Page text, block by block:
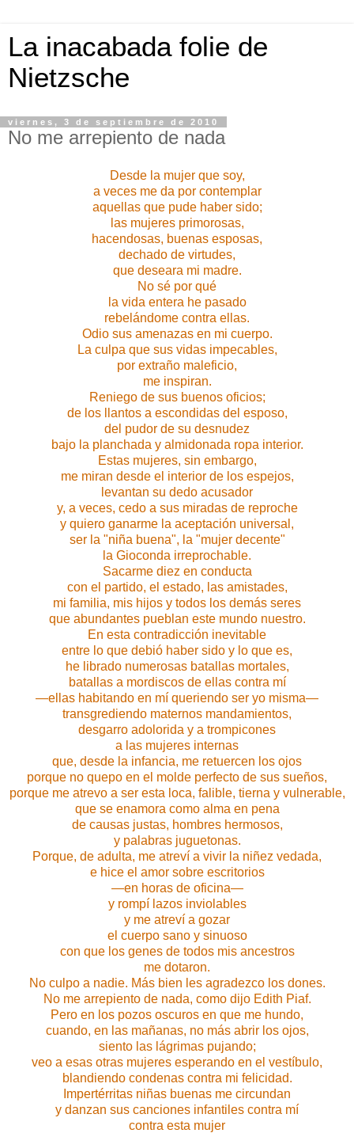
La inacabada folie de
Nietzsche
viernes, 3 de septiembre de 2010
No me arrepiento de nada
Desde la mujer que soy,
a veces me da por contemplar
aquellas que pude haber sido;
las mujeres primorosas,
hacendosas, buenas esposas,
dechado de virtudes,
que deseara mi madre.
No sé por qué
la vida entera he pasado
rebelándome contra ellas.
Odio sus amenazas en mi cuerpo.
La culpa que sus vidas impecables,
por extraño maleficio,
me inspiran.
Reniego de sus buenos oficios;
de los llantos a escondidas del esposo,
del pudor de su desnudez
bajo la planchada y almidonada ropa interior.
Estas mujeres, sin embargo,
me miran desde el interior de los espejos,
levantan su dedo acusador
y, a veces, cedo a sus miradas de reproche
y quiero ganarme la aceptación universal,
ser la "niña buena", la "mujer decente"
la Gioconda irreprochable.
Sacarme diez en conducta
con el partido, el estado, las amistades,
mi familia, mis hijos y todos los demás seres
que abundantes pueblan este mundo nuestro.
En esta contradicción inevitable
entre lo que debió haber sido y lo que es,
he librado numerosas batallas mortales,
batallas a mordiscos de ellas contra mí
—ellas habitando en mí queriendo ser yo misma—
transgrediendo maternos mandamientos,
desgarro adolorida y a trompicones
a las mujeres internas
que, desde la infancia, me retuercen los ojos
porque no quepo en el molde perfecto de sus sueños,
porque me atrevo a ser esta loca, falible, tierna y vulnerable,
que se enamora como alma en pena
de causas justas, hombres hermosos,
y palabras juguetonas.
Porque, de adulta, me atreví a vivir la niñez vedada,
e hice el amor sobre escritorios
—en horas de oficina—
y rompí lazos inviolables
y me atreví a gozar
el cuerpo sano y sinuoso
con que los genes de todos mis ancestros
me dotaron.
No culpo a nadie. Más bien les agradezco los dones.
No me arrepiento de nada, como dijo Edith Piaf.
Pero en los pozos oscuros en que me hundo,
cuando, en las mañanas, no más abrir los ojos,
siento las lágrimas pujando;
veo a esas otras mujeres esperando en el vestíbulo,
blandiendo condenas contra mi felicidad.
Impertérritas niñas buenas me circundan
y danzan sus canciones infantiles contra mí
contra esta mujer